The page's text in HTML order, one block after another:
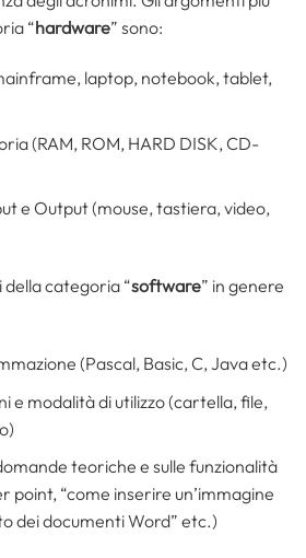
“hardware” sono:
laptop, notebook, tablet,
(RAM, ROM, HARD DISK, CD-
e Output (mouse, tastiera, video,
categoria “software” in genere
(Pascal, Basic, C, Java etc.)
e modalità di utilizzo (cartella, file,
teoriche e sulle funzionalità
point, “come inserire un’immagine
dei documenti Word” etc.)